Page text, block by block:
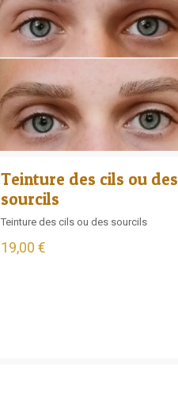
Teinture des cils ou des
sourcils
Teinture des cils ou des sourcils
19,00 €